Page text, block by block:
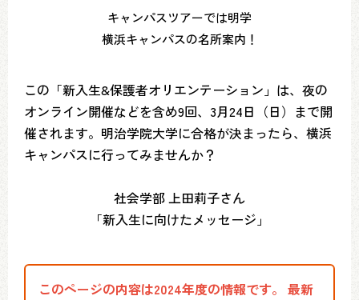
キャンパスツアーでは明学
横浜キャンパスの名所案内！
この「新入生&保護者オリエンテーション」は、夜の
オンライン開催などを含め9回、3月24日（日）まで開
催されます。明治学院大学に合格が決まったら、横浜
キャンパスに行ってみませんか？
社会学部 上田莉子さん
「新入生に向けたメッセージ」
このページの内容は2024年度の情報です。 最新